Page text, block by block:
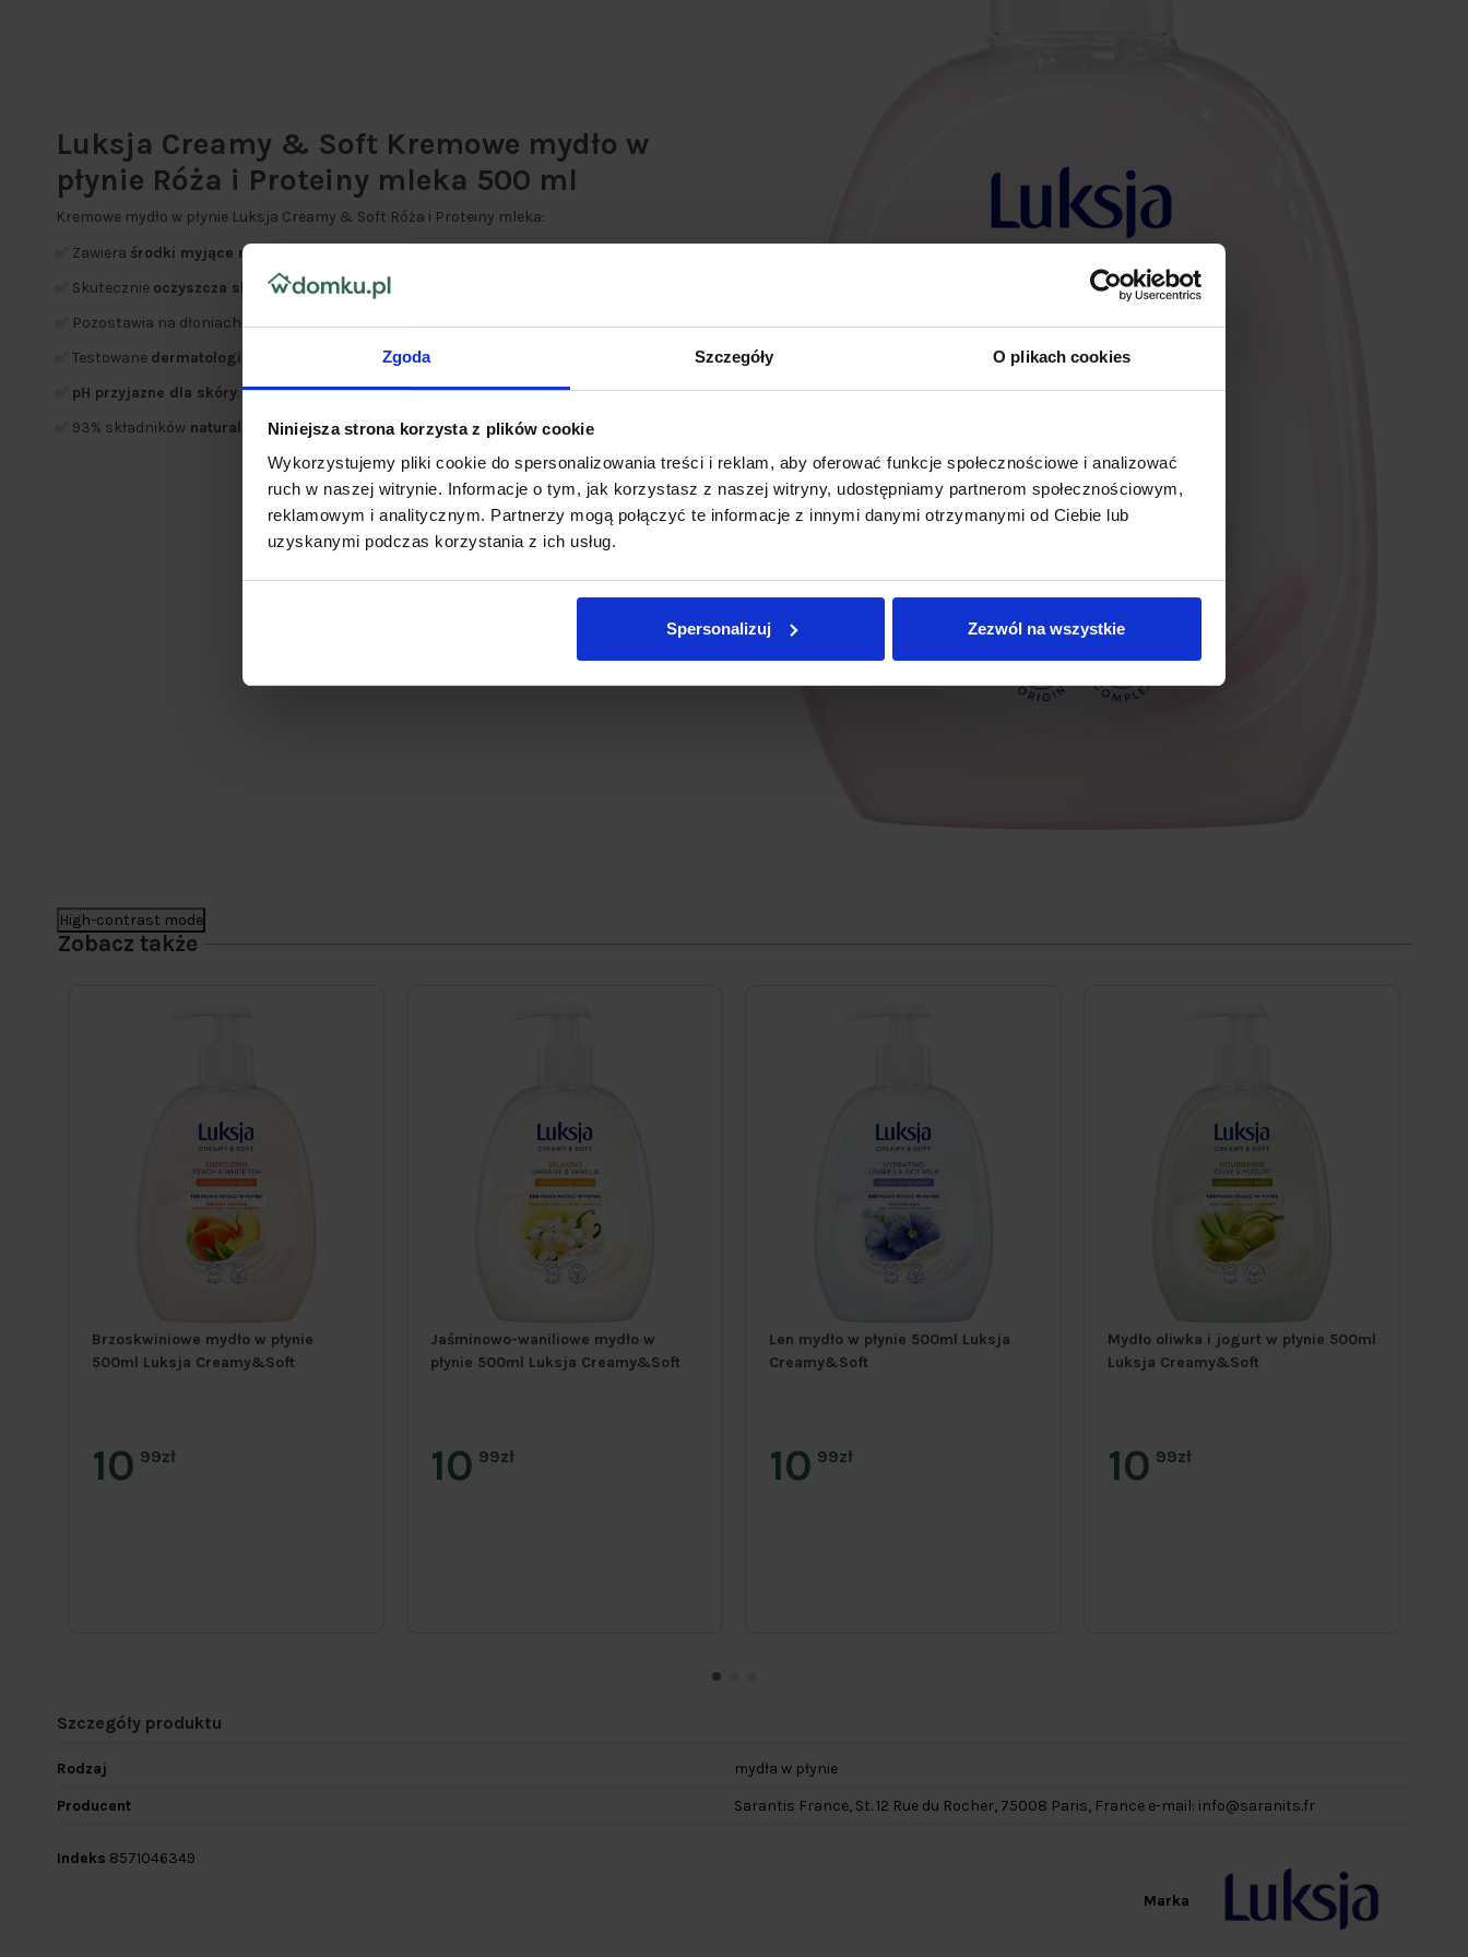
Zgoda Szczegóły O plikach cookies
Niniejsza strona korzysta z plików cookie
Wykorzystujemy pliki cookie do spersonalizowania treści i reklam, aby oferować funkcje społecznościowe i analizować
ruch w naszej witrynie. Informacje o tym, jak korzystasz z naszej witryny, udostępniamy partnerom społecznościowym,
reklamowym i analitycznym. Partnerzy mogą połączyć te informacje z innymi danymi otrzymanymi od Ciebie lub
uzyskanymi podczas korzystania z ich usług.
Spersonalizuj Zezwól na wszystkie
Luksja Creamy & Soft Kremowe mydło w
płynie Róża i Proteiny mleka 500 ml
Kremowe mydło w płynie Luksja Creamy & Soft Róża i Proteiny mleka:
✅ Zawiera środki myjące naturalnego pochodzenia
✅ Skutecznie oczyszcza skórę, zapewniając jej pielęgnację i natychmiastową miękkość
✅ Pozostawia na dłoniachsubtelny zapach.
✅ Testowane dermatologicznie
pH przyjazne dla skóry.
✅ 93% składników naturalnego pochodzenia.
High-contrast mode
Zobacz także
Brzoskwiniowe mydło w płynie
500ml Luksja Creamy&Soft
10 99zł
Jaśminowo-waniliowe mydło w
płynie 500ml Luksja Creamy&Soft
10 99zł
Len mydło w płynie 500ml Luksja
Creamy&Soft
10 99zł
Mydło oliwka i jogurt w płynie 500ml
Luksja Creamy&Soft
10 99zł
Szczegóły produktu
Rodzaj
mydła w płynie
Producent
Sarantis France, St. 12 Rue du Rocher, 75008 Paris, France e-mail: info@saranits.fr
Marka
Indeks 8571046349